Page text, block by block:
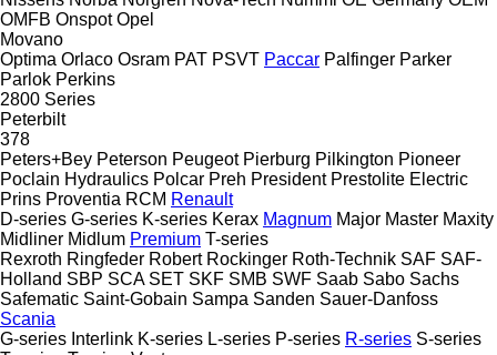
OMFB Onspot Opel
Movano
Optima Orlaco Osram PAT PSVT Paccar Palfinger Parker
Parlok Perkins
2800 Series
Peterbilt
378
Peters+Bey Peterson Peugeot Pierburg Pilkington Pioneer
Poclain Hydraulics Polcar Preh President Prestolite Electric
Prins Proventia RCM Renault
D-series G-series K-series Kerax Magnum Major Master Maxity
Midliner Midlum Premium T-series
Rexroth Ringfeder Robert Rockinger Roth-Technik SAF SAF-
Holland SBP SCA SET SKF SMB SWF Saab Sabo Sachs
Safematic Saint-Gobain Sampa Sanden Sauer-Danfoss
Scania
G-series Interlink K-series L-series P-series R-series S-series